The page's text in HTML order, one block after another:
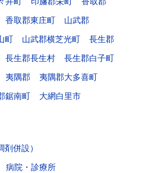
香取郡東庄町
山武郡
町 山武郡横芝光町
長生郡
長生郡長生村
長生郡白子町
夷隅郡
夷隅郡大多喜町
鋸南町 大網白里市
剤併設）
病院・診療所